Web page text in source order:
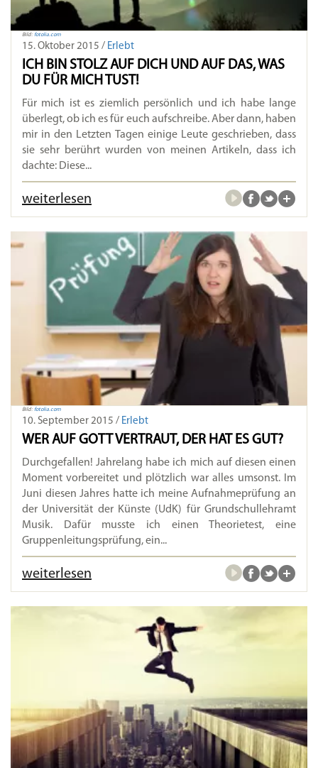
Bild: fotolia.com
15. Oktober 2015 / Erlebt
ICH BIN STOLZ AUF DICH UND AUF DAS, WAS
DU FÜR MICH TUST!
Für mich ist es ziemlich persönlich und ich habe lange
überlegt, ob ich es für euch aufschreibe. Aber dann, haben
mir in den Letzten Tagen einige Leute geschrieben, dass
sie sehr berührt wurden von meinen Artikeln, dass ich
dachte: Diese...
weiterlesen
Bild: fotolia.com
10. September 2015 / Erlebt
WER AUF GOTT VERTRAUT, DER HAT ES GUT?
Durchgefallen! Jahrelang habe ich mich auf diesen einen
Moment vorbereitet und plötzlich war alles umsonst. Im
Juni diesen Jahres hatte ich meine Aufnahmeprüfung an
der Universität der Künste (UdK) für Grundschullehramt
Musik. Dafür musste ich einen Theorietest, eine
Gruppenleitungsprüfung, ein...
weiterlesen